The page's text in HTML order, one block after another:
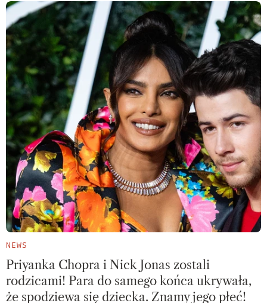
NEWS
Priyanka Chopra i Nick Jonas zostali
rodzicami! Para do samego końca ukrywała,
że spodziewa się dziecka. Znamy jego płeć!